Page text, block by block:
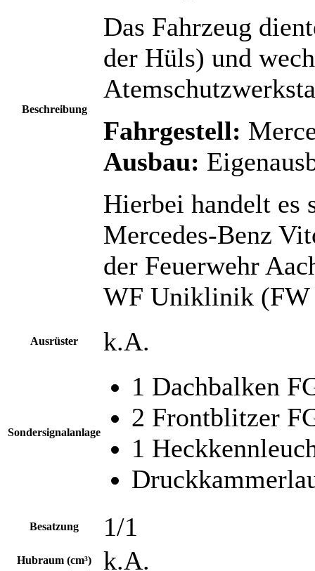
Beschreibung
Das Fahrzeug
der Hüls) und
Fahrgestell:
Ausbau:
Hierbei handelt es
Mercedes-Benz
der Feuerwehr
WF Uniklinik (FW
Ausrüster k.A.
Sondersignalanlage
1 Dachbalken
2 Frontblitzer
1
Besatzung 1/1
Hubraum (cm³) k.A.